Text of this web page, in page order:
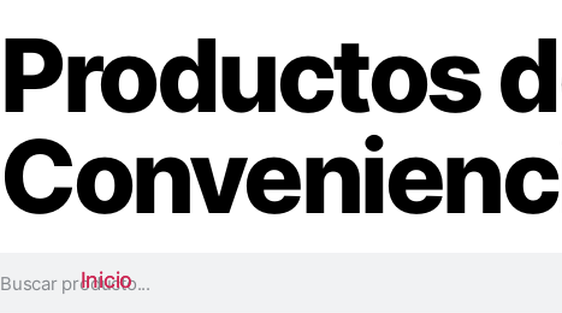
Productos
Inicio
Inicio